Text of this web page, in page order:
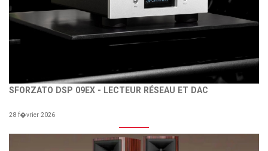
SFORZATO DSP 09EX - LECTEUR RÉSEAU ET DAC
28 f�vrier 2026